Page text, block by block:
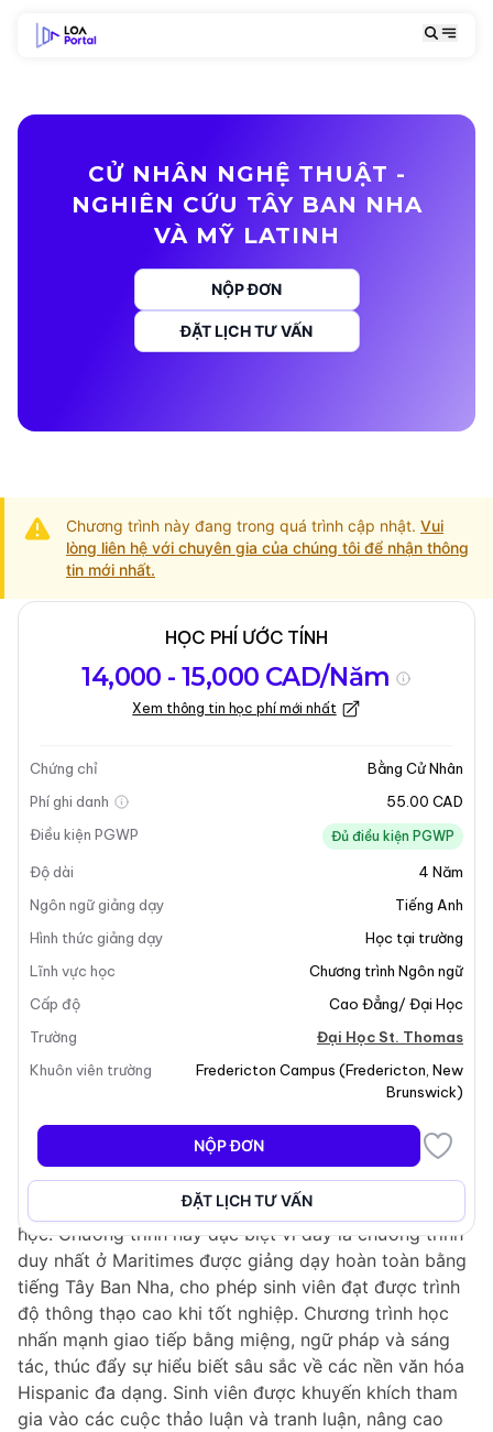
CỬ NHÂN NGHỆ THUẬT -
NGHIÊN CỨU TÂY BAN NHA
VÀ MỸ LATINH
NỘP ĐƠN
ĐẶT LỊCH TƯ VẤN
Chương trình này đang trong quá trình cập nhật. Vui
lòng liên hệ với chuyên gia của chúng tôi để nhận thông
tin mới nhất.
chương trình
Học
Kỳ nhập học
Cập nhật lần cuối vào 13-05-2025
Tổng quan về chương trình
+16
Tổng Quan Chương Trình
Cử Nhân Nghệ Thuật - Nghiên Cứu Tây Ban Nha Và
Mỹ Latinh tại STU cung cấp một cơ hội độc đáo để
khám phá các nền văn hóa phong phú của các quốc
gia nói tiếng Tây Ban Nha thông qua ngôn ngữ và văn
học. Chương trình này đặc biệt vì đây là chương trình
duy nhất ở Maritimes được giảng dạy hoàn toàn bằng
tiếng Tây Ban Nha, cho phép sinh viên đạt được trình
độ thông thạo cao khi tốt nghiệp. Chương trình học
nhấn mạnh giao tiếp bằng miệng, ngữ pháp và sáng
tác, thúc đẩy sự hiểu biết sâu sắc về các nền văn hóa
Hispanic đa dạng. Sinh viên được khuyến khích tham
gia vào các cuộc thảo luận và tranh luận, nâng cao
HỌC PHÍ ƯỚC TÍNH
14,000 - 15,000 CAD/Năm
Xem thông tin học phí mới nhất
Chứng chỉ
Bằng Cử Nhân
Phí ghi danh
55.00 CAD
Điều kiện PGWP
Đủ điều kiện PGWP
Độ dài 4 Năm
Ngôn ngữ giảng dạy
Tiếng Anh
Hình thức giảng dạy
Học tại trường
Lĩnh vực học
Chương trình Ngôn ngữ
Cấp độ
Cao Đẳng/ Đại Học
Trường
Đại Học St. Thomas
Khuôn viên trường
Fredericton Campus (Fredericton New
Brunswick)
NỘP ĐƠN
ĐẶT LỊCH TƯ VẤN